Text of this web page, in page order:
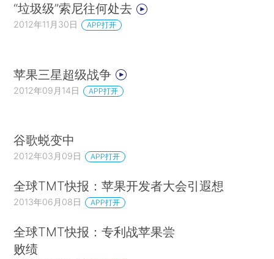
“垃圾级”索尼往何处去
2012年11月30日 APP打开
苹果三星超级战争
2012年09月14日 APP打开
谷歌蜕变中
2012年03月09日 APP打开
全球TMT快报：苹果开发者大会引遐想
2013年06月08日 APP打开
全球TMT快报：专利战苹果尝
败绩